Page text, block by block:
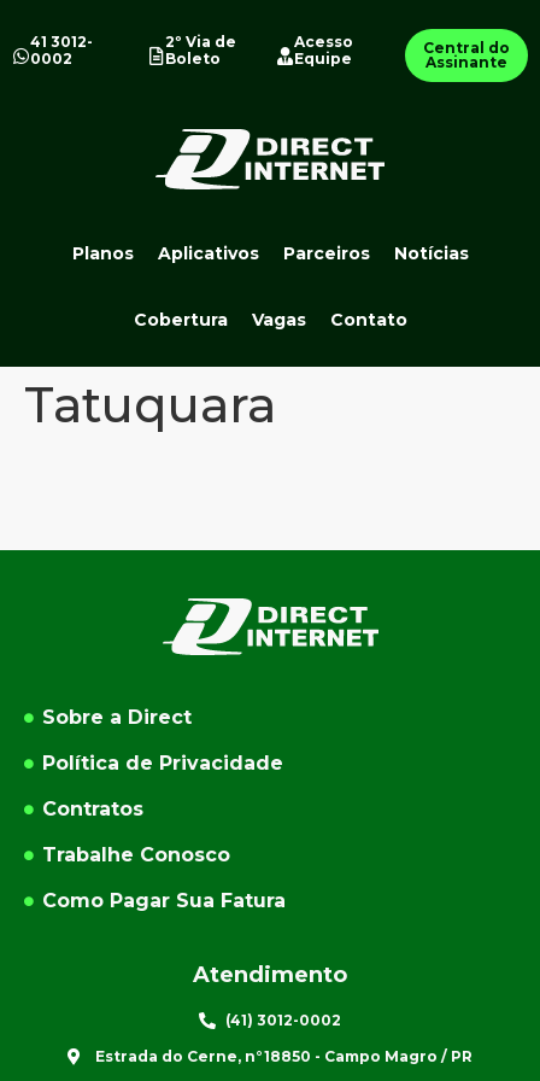
41 3012-
0002
2º Via de
Boleto
Acesso
Equipe
Central do
Assinante
Planos Aplicativos Parceiros Notícias
Cobertura Vagas Contato
Tatuquara
Sobre a Direct
Política de Privacidade
Contratos
Trabalhe Conosco
Como Pagar Sua Fatura
Atendimento
(41) 3012-0002
Estrada do Cerne, n°18850 - Campo Magro / PR